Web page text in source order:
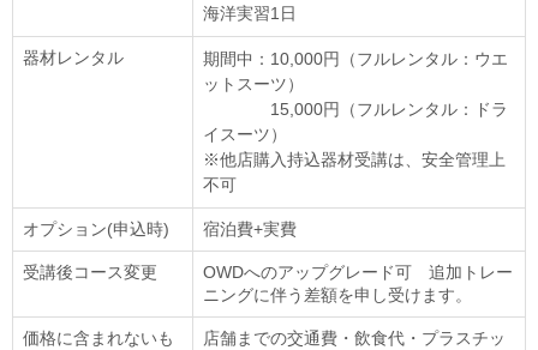
海洋実習1日
器材レンタル
期間中：10,000円（フルレンタル：ウエ
ットスーツ）
15,000円（フルレンタル：ドラ
イスーツ）
※他店購入持込器材受講は、安全管理上
不可
オプション(申込時) 宿泊費+実費
受講後コース変更
OWDへのアップグレード可 追加トレー
ニングに伴う差額を申し受けます。
価格に含まれないも
店舗までの交通費・飲食代・プラスチッ